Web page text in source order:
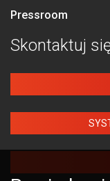
Pressroom
Skontaktuj